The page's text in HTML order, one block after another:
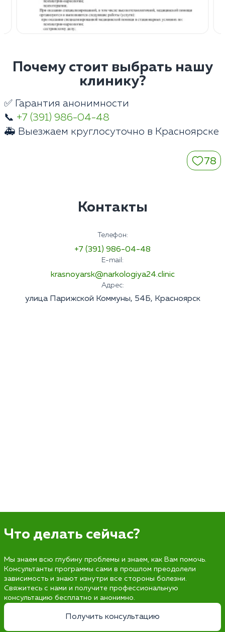
Почему стоит выбрать нашу
клинику?
✅ Гарантия анонимности
📞 +7 (391) 986-04-48
🚑 Выезжаем круглосуточно в Красноярске
78
Контакты
Телефон:
+7 (391) 986-04-48
E-mail:
krasnoyarsk@narkologiya24.clinic
Адрес:
улица Парижской Коммуны, 54Б, Красноярск
Что делать сейчас?
Мы знаем всю глубину проблемы и знаем, как Вам помочь.
Консультанты программы сами в прошлом преодолели
зависимость и знают изнутри все стороны болезни.
Свяжитесь с нами и получите профессиональную
консультацию бесплатно и анонимно.
Получить консультацию